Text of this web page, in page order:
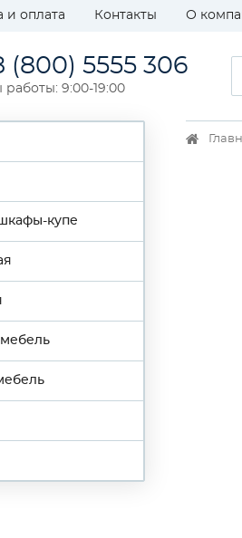
и оплата Контакты О
(800) 5555 306
работы: 9:00-19:00
купе